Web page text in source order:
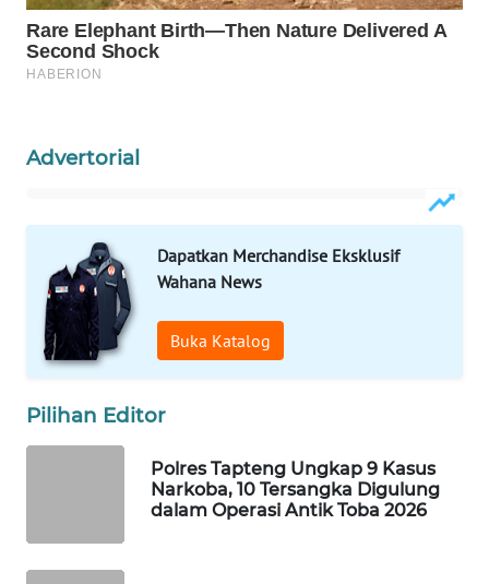
Advertorial
Dapatkan Merchandise Eksklusif
Wahana News
Buka Katalog
Pilihan Editor
Polres Tapteng Ungkap 9 Kasus
Narkoba, 10 Tersangka Digulung
dalam Operasi Antik Toba 2026
CO ID
WAHANANEWS
WAHANA
SPORT
WAHANA
UMKM
WAHANA
SELEB
PERSONA
HEALTH